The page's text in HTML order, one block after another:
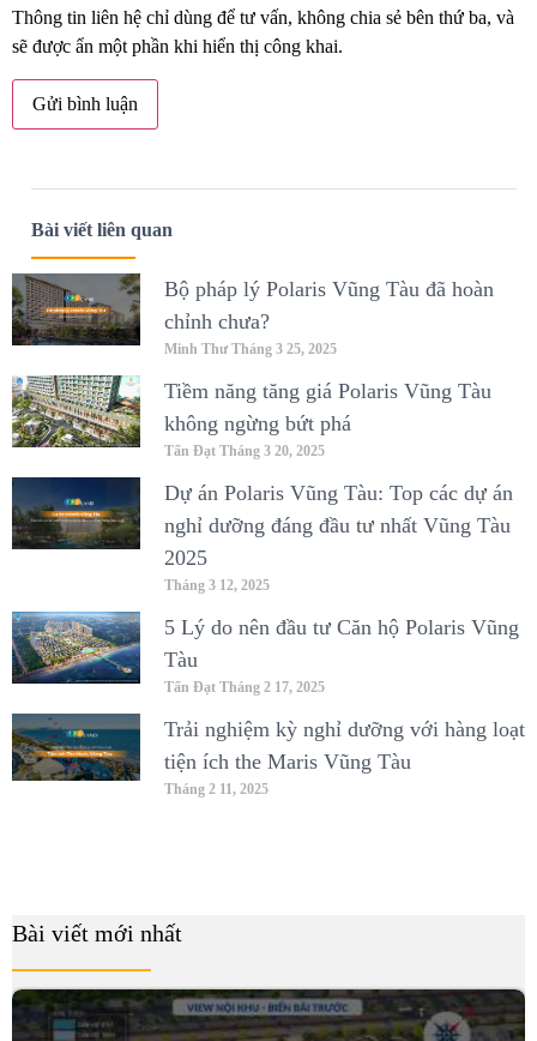
Thông tin liên hệ chỉ dùng để tư vấn, không chia sẻ bên thứ ba, và
sẽ được ẩn một phần khi hiển thị công khai.
Bài viết liên quan
Bộ pháp lý Polaris Vũng Tàu đã hoàn
chỉnh chưa?
Minh Thư Tháng 3 25, 2025
Tiềm năng tăng giá Polaris Vũng Tàu
không ngừng bứt phá
Tấn Đạt Tháng 3 20, 2025
Dự án Polaris Vũng Tàu: Top các dự án
nghỉ dưỡng đáng đầu tư nhất Vũng Tàu
2025
Tháng 3 12, 2025
5 Lý do nên đầu tư Căn hộ Polaris Vũng
Tàu
Tấn Đạt Tháng 2 17, 2025
Trải nghiệm kỳ nghỉ dưỡng với hàng loạt
tiện ích the Maris Vũng Tàu
Tháng 2 11, 2025
Bài viết mới nhất